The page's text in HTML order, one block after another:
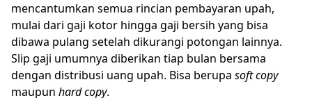
mencantumkan semua rincian pembayaran upah,
mulai dari gaji kotor hingga gaji bersih yang bisa
dibawa pulang setelah dikurangi potongan lainnya.
Slip gaji umumnya diberikan tiap bulan bersama
dengan distribusi uang upah. Bisa berupa soft copy
maupun hard copy.